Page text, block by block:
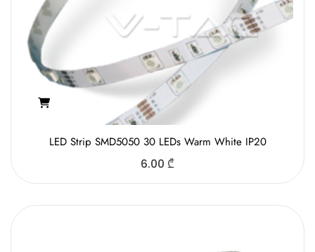
LED Strip SMD5050 30 LEDs Warm White IP20
6.00 ₾